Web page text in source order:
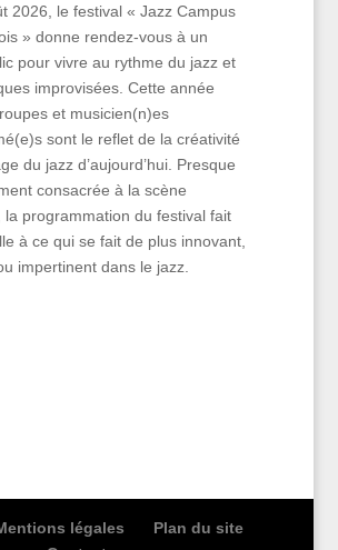
2026, le festival « Jazz Campus
» donne rendez-vous à un
pour vivre au rythme du jazz et
improvisées. Cette année
et musicien(n)es
sont le reflet de la créativité
du jazz d’aujourd’hui. Presque
consacrée à la scène
la programmation du festival fait
à ce qui se fait de plus innovant,
impertinent dans le jazz.
légales
Plan du site